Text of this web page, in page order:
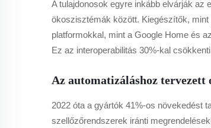
A tulajdonosok egyre inkább elvárják az
ökoszisztémák között. Kiegészítők,
platformokkal, mint a Google Home és
Ez az interoperabilitás 30%-kal
Az automatizáláshoz
2022 óta a gyártók 41%-os növekedést
szellőzőrendszerek iránti